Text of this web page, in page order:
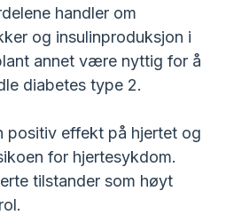
handler om
og insulinproduksjon i
annet være nyttig for å
diabetes type 2.
positiv effekt på hjertet og
for hjertesykdom.
tilstander som høyt